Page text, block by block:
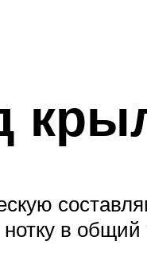
в